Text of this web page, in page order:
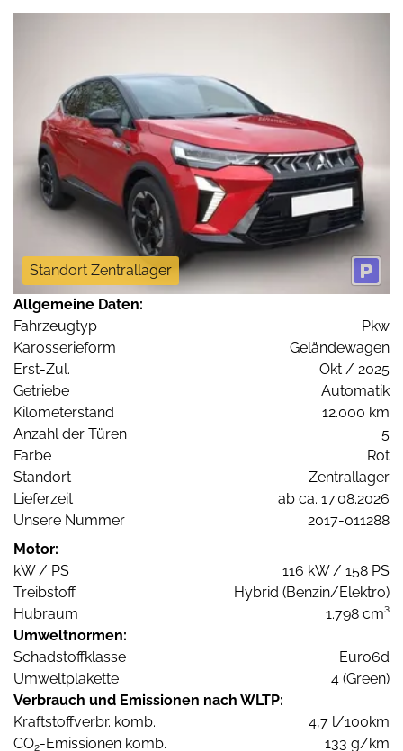
Standort Zentrallager
Allgemeine Daten:
Fahrzeugtyp
Pkw
Karosserieform
Geländewagen
Erst-Zul.
Okt / 2025
Getriebe
Automatik
Kilometerstand
12.000 km
Anzahl der Türen
5
Farbe
Rot
Standort
Zentrallager
Lieferzeit
ab ca. 17.08.2026
Unsere Nummer
2017-011288
Motor:
kW / PS
116 kW / 158 PS
Treibstoff
Hybrid (Benzin/Elektro)
Hubraum
1.798 cm³
Umweltnormen:
Schadstoffklasse
Euro6d
Umweltplakette
4 (Green)
Verbrauch und Emissionen nach WLTP:
Kraftstoffverbr. komb.
4,7 l/100km
CO2-Emissionen komb. 133 g/km